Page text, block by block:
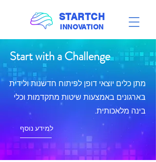
STARTCH
INNOVATION
Start with a Challenge
מתן כלים יוצאי דופן לפיתוח חדשנות ולידית
בארגונים באמצעות שיטות מתקדמות וכלי
בינה מלאכותית.
למידע נוסף